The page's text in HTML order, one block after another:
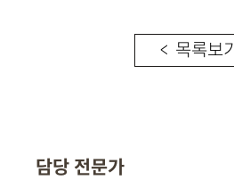
< 목록보기
담당 전문가